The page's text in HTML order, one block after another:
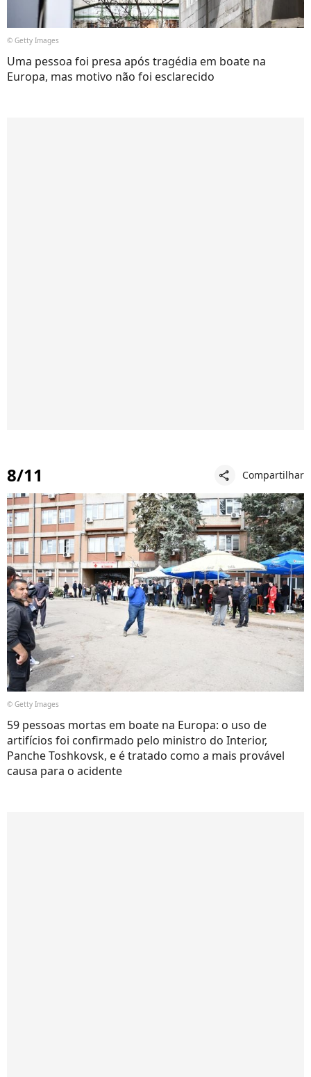
© Getty Images
Uma pessoa foi presa após tragédia em boate na
Europa, mas motivo não foi esclarecido
8/11 share Compartilhar
© Getty Images
59 pessoas mortas em boate na Europa: o uso de
artifícios foi confirmado pelo ministro do Interior,
Panche Toshkovsk, e é tratado como a mais provável
causa para o acidente